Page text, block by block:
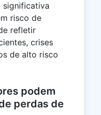
significativa
risco de
refletir
crises
de alto risco
podem
perdas de